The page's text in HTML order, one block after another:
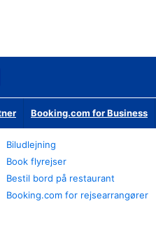
Booking.com for Business
Biludlejning
Book flyrejser
Bestil bord på restaurant
Booking.com for rejsearrangører